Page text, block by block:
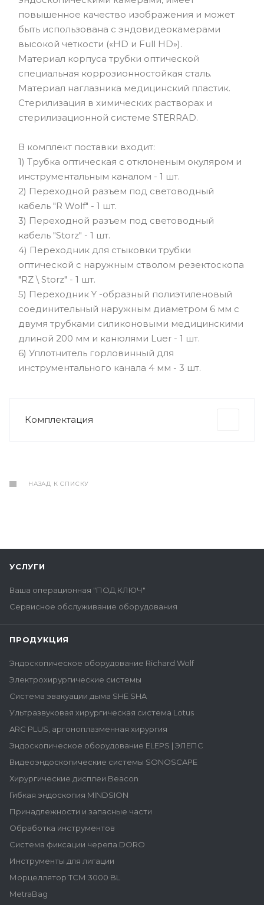
повышенное качество изображения и может
быть использована с эндовидеокамерами
высокой четкости («HD и Full HD»).
Материал корпуса трубки оптической
специальная коррозионностойкая сталь.
Материал наглазника медицинский пластик.
Стерилизация в химических растворах и
стерилизационной системе STERRAD.
В комплект поставки входит:
1) Трубка оптическая с отклоненым окуляром и
инструментальным каналом - 1 шт.
2) Переходной разъем под световодный
кабель "R Wolf" - 1 шт.
3) Переходной разъем под световодный
кабель "Storz" - 1 шт.
4) Переходник для стыковки трубки
оптической с наружным стволом резектоскопа
"RZ \ Storz" - 1 шт.
5) Переходник Y -образный полиэтиленовый
соединительный наружным диаметром 6 мм с
двумя трубками силиконовыми медицинскими
длиной 200 мм и канюлями Luer - 1 шт.
6) Уплотнитель горловинный для
инструментального канала 4 мм - 3 шт.
Комплектация
НАЗАД К СПИСКУ
УСЛУГИ
Ваша операционная "ПОД КЛЮЧ"
Сервисное обслуживание оборудования
ПРОДУКЦИЯ
Эндоскопическое оборудование Richard Wolf
Электрохирургические системы
Система эвакуации дыма SHE SHA
Ультразвуковая хирургическая система Lotus
ARC PLUS, аргоноплазменная хирургия
Эндоскопическое оборудование ELEPS | ЭЛЕПС
Видеоэндоскопические системы SONOSCAPE
Хирургические дисплеи Beacon
Гибкая эндоскопия MINDSION
Принадлежности и запасные части
Обработка инструментов
Система фиксации черепа DORO
Инструменты для лигации
Морцеллятор ТСМ 3000 BL
MetraBag